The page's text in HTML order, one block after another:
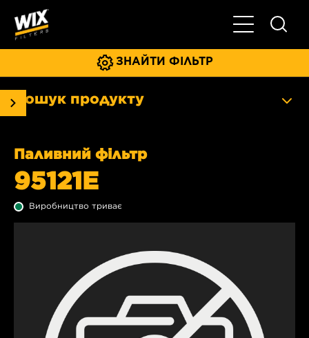
Увімкнути/
ЗНАЙТИ ФІЛЬТР
Пошук продукту
Паливний фільтр
95121E
Виробництво триває